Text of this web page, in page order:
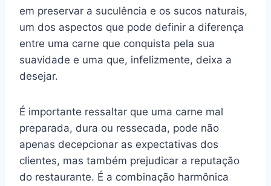
em preservar a suculência e os sucos naturais,
um dos aspectos que pode definir a diferença
entre uma carne que conquista pela sua
suavidade e uma que, infelizmente, deixa a
desejar.
É importante ressaltar que uma carne mal
preparada, dura ou ressecada, pode não
apenas decepcionar as expectativas dos
clientes, mas também prejudicar a reputação
do restaurante. É a combinação harmônica